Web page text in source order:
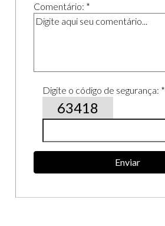
Comentário: *
Digite o código de segurança: *
63418
Enviar